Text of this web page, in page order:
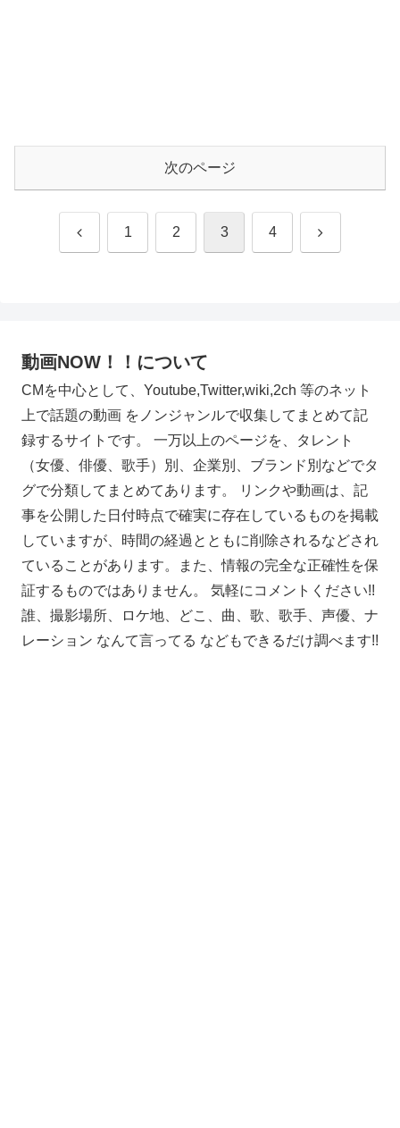
次のページ
前 1 2 3 4 次
動画NOW！！について
CMを中心として、Youtube,Twitter,wiki,2ch 等のネット
上で話題の動画 をノンジャンルで収集してまとめて記
録するサイトです。 一万以上のページを、タレント
（女優、俳優、歌手）別、企業別、ブランド別などでタ
グで分類してまとめてあります。 リンクや動画は、記
事を公開した日付時点で確実に存在しているものを掲載
していますが、時間の経過とともに削除されるなどされ
ていることがあります。また、情報の完全な正確性を保
証するものではありません。 気軽にコメントください!!
誰、撮影場所、ロケ地、どこ、曲、歌、歌手、声優、ナ
レーション なんて言ってる などもできるだけ調べます!!